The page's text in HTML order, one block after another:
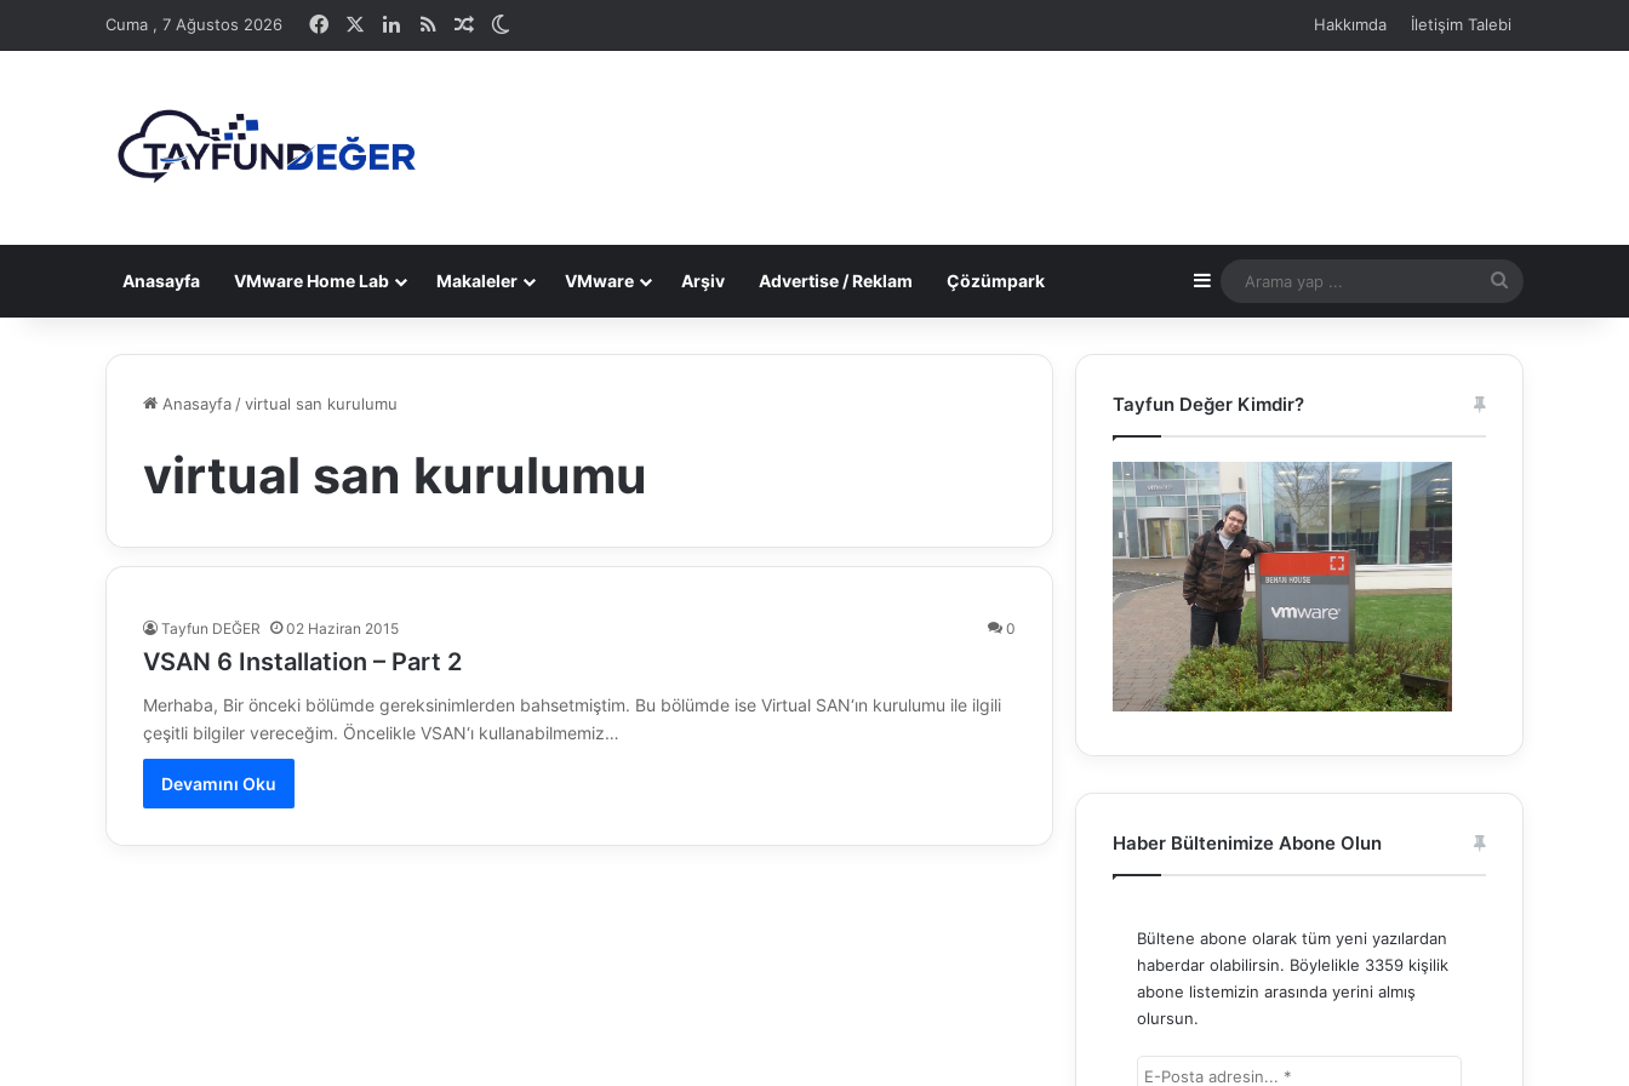
Cuma , 7 Ağustos 2026 Facebook LinkedIn
RSS Rastgele Makale Hakkımda İletişim Talebi
Anasayfa VMware Home Lab Makaleler VMware Arşiv Advertise / Reklam Çözümpark Kenar Bölmesi
yap
Anasayfa /virtual san kurulumu
virtual san kurulumu
Tayfun DEĞER 02 Haziran 2015 0
VSAN 6 Installation – Part 2
Merhaba, Bir önceki bölümde gereksinimlerden bahsetmiştim. Bu bölümde ise Virtual SAN‘ın kurulumu ile ilgili
çeşitli bilgiler vereceğim. Öncelikle VSAN‘ı kullanabilmemiz…
Devamını Oku
Tayfun Değer Kimdir?
Haber Bültenimize Abone Olun
Bültene abone olarak tüm yeni yazılardan
haberdar olabilirsin. Böylelikle 3359 kişilik
abone listemizin arasında yerini almış
olursun.